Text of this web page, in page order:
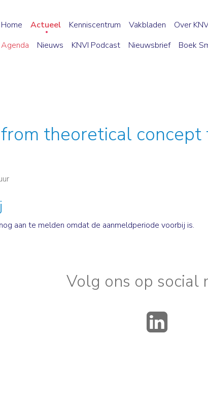
Home
Actueel
Agenda
Nieuws KNVI Podcast Nieuwsbrief Boek
Kenniscentrum Vakbladen Over
theoretical
aan te melden omdat de aanmeldperiode voorbij is.
Volg ons op social